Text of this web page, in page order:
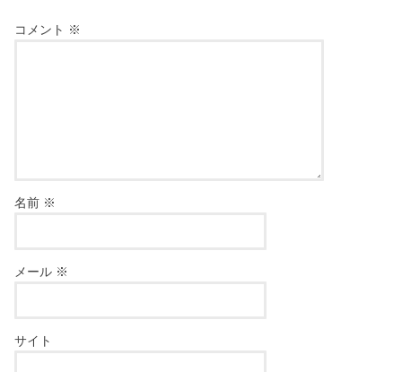
コメント ※
名前 ※
メール ※
サイト